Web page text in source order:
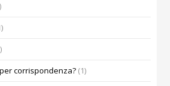
corrispondenza? (1)